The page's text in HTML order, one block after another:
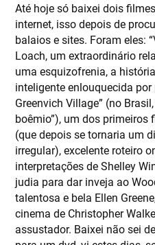
Até hoje só baixei dois
internet, isso depois de
balaios e sites. Foram eles:
Loach, um extraordinário
uma esquizofrenia, a
inteligente enlouquecida por
Greenvich Village” (no
boêmio”), um dos primeiros
(que depois se tornaria um
irregular), excelente roteiro
interpretações de Shelley
judia para dar inveja ao
talentosa e bela Ellen
cinema de Christopher
assustador. Baixei não sei